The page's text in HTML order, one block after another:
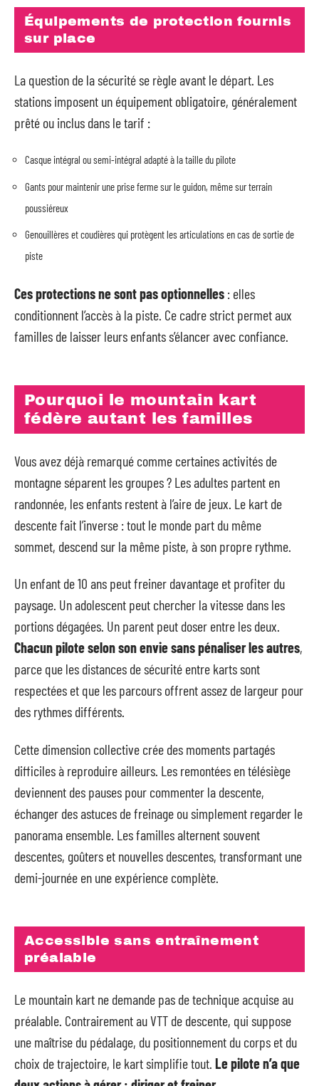
Équipements de protection fournis
sur place
La question de la sécurité se règle avant le départ. Les
stations imposent un équipement obligatoire, généralement
prêté ou inclus dans le tarif :
Casque intégral ou semi-intégral adapté à la taille du pilote
Gants pour maintenir une prise ferme sur le guidon, même sur terrain
poussiéreux
Genouillères et coudières qui protègent les articulations en cas de sortie de
piste
Ces protections ne sont pas optionnelles : elles
conditionnent l’accès à la piste. Ce cadre strict permet aux
familles de laisser leurs enfants s’élancer avec confiance.
Pourquoi le mountain kart
fédère autant les familles
Vous avez déjà remarqué comme certaines activités de
montagne séparent les groupes ? Les adultes partent en
randonnée, les enfants restent à l’aire de jeux. Le kart de
descente fait l’inverse : tout le monde part du même
sommet, descend sur la même piste, à son propre rythme.
Un enfant de 10 ans peut freiner davantage et profiter du
paysage. Un adolescent peut chercher la vitesse dans les
portions dégagées. Un parent peut doser entre les deux.
Chacun pilote selon son envie sans pénaliser les autres,
parce que les distances de sécurité entre karts sont
respectées et que les parcours offrent assez de largeur pour
des rythmes différents.
Cette dimension collective crée des moments partagés
difficiles à reproduire ailleurs. Les remontées en télésiège
deviennent des pauses pour commenter la descente,
échanger des astuces de freinage ou simplement regarder le
panorama ensemble. Les familles alternent souvent
descentes, goûters et nouvelles descentes, transformant une
demi-journée en une expérience complète.
Accessible sans entraînement
préalable
Le mountain kart ne demande pas de technique acquise au
préalable. Contrairement au VTT de descente, qui suppose
une maîtrise du pédalage, du positionnement du corps et du
choix de trajectoire, le kart simplifie tout. Le pilote n’a que